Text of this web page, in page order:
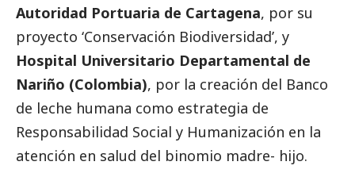
Autoridad Portuaria de Cartagena, por su
proyecto ‘Conservación Biodiversidad’, y
Hospital Universitario Departamental de
Nariño (Colombia), por la creación del Banco
de leche humana como estrategia de
Responsabilidad Social y Humanización en la
atención en salud del binomio madre- hijo.